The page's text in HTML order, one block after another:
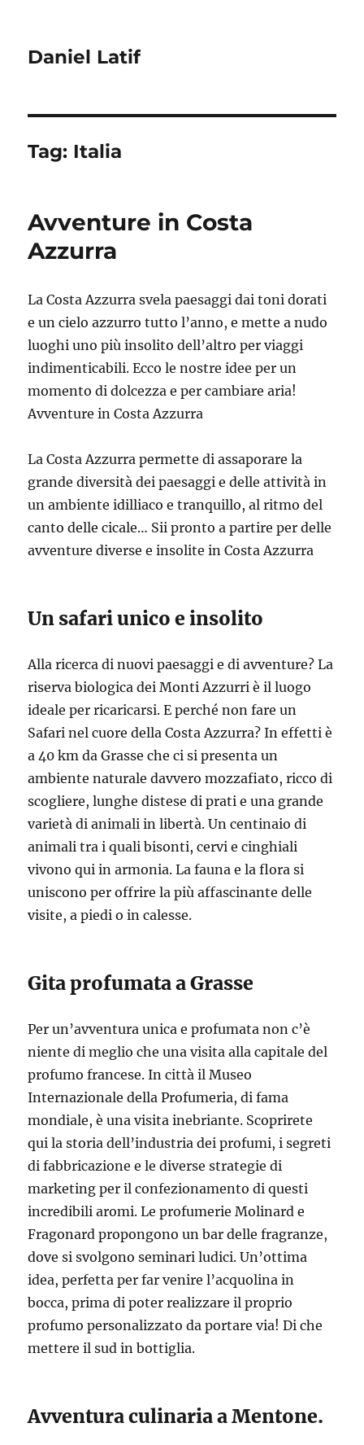
Daniel Latif
Tag: Italia
Avventure in Costa
Azzurra
La Costa Azzurra svela paesaggi dai toni dorati
e un cielo azzurro tutto l’anno, e mette a nudo
luoghi uno più insolito dell’altro per viaggi
indimenticabili. Ecco le nostre idee per un
momento di dolcezza e per cambiare aria!
Avventure in Costa Azzurra
La Costa Azzurra permette di assaporare la
grande diversità dei paesaggi e delle attività in
un ambiente idilliaco e tranquillo, al ritmo del
canto delle cicale… Sii pronto a partire per delle
avventure diverse e insolite in Costa Azzurra
Un safari unico e insolito
Alla ricerca di nuovi paesaggi e di avventure? La
riserva biologica dei Monti Azzurri è il luogo
ideale per ricaricarsi. E perché non fare un
Safari nel cuore della Costa Azzurra? In effetti è
a 40 km da Grasse che ci si presenta un
ambiente naturale davvero mozzafiato, ricco di
scogliere, lunghe distese di prati e una grande
varietà di animali in libertà. Un centinaio di
animali tra i quali bisonti, cervi e cinghiali
vivono qui in armonia. La fauna e la flora si
uniscono per offrire la più affascinante delle
visite, a piedi o in calesse.
Gita profumata a Grasse
Per un’avventura unica e profumata non c’è
niente di meglio che una visita alla capitale del
profumo francese. In città il Museo
Internazionale della Profumeria, di fama
mondiale, è una visita inebriante. Scoprirete
qui la storia dell’industria dei profumi, i segreti
di fabbricazione e le diverse strategie di
marketing per il confezionamento di questi
incredibili aromi. Le profumerie Molinard e
Fragonard propongono un bar delle fragranze,
dove si svolgono seminari ludici. Un’ottima
idea, perfetta per far venire l’acquolina in
bocca, prima di poter realizzare il proprio
profumo personalizzato da portare via! Di che
mettere il sud in bottiglia.
Avventura culinaria a Mentone.